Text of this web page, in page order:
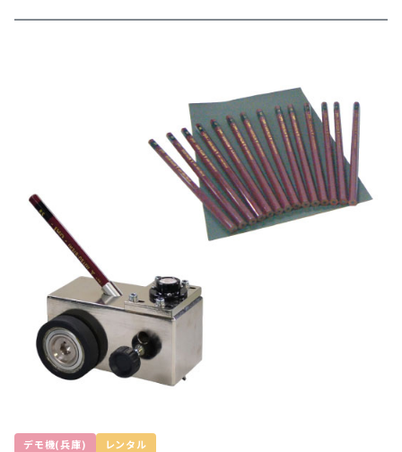
デモ機(兵庫) レンタル